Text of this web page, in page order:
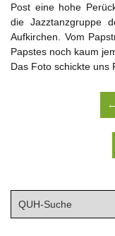
Post eine hohe
die Jazztanzgruppe
Aufkirchen. Vom
Papstes noch kaum
Das Foto schickte uns